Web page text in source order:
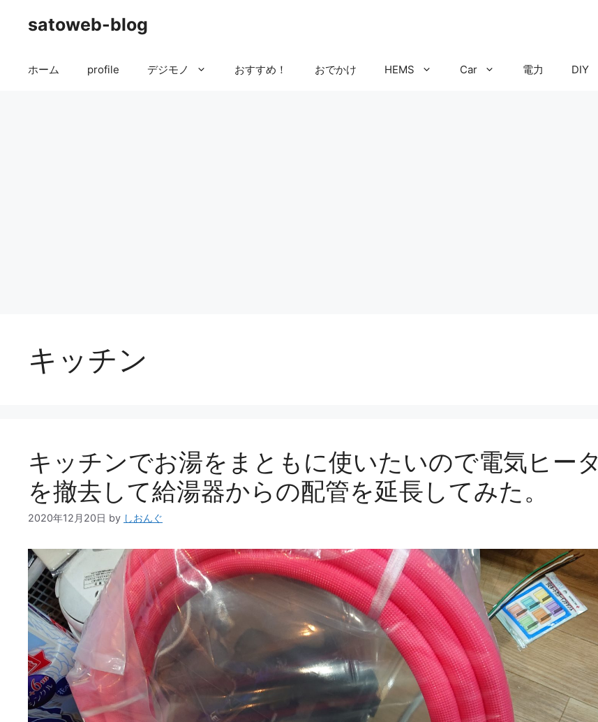
satoweb-blog
ホーム profile デジモノ おすすめ！ おでかけ HEMS Car 電力 DIY
キッチン
キッチンでお湯をまともに使いたいので電気ヒータ
を撤去して給湯器からの配管を延長してみた。
2020年12月20日 by しおんぐ